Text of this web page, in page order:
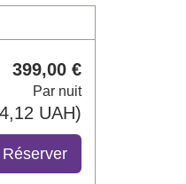
399,00 €
Par nuit
,12 UAH)